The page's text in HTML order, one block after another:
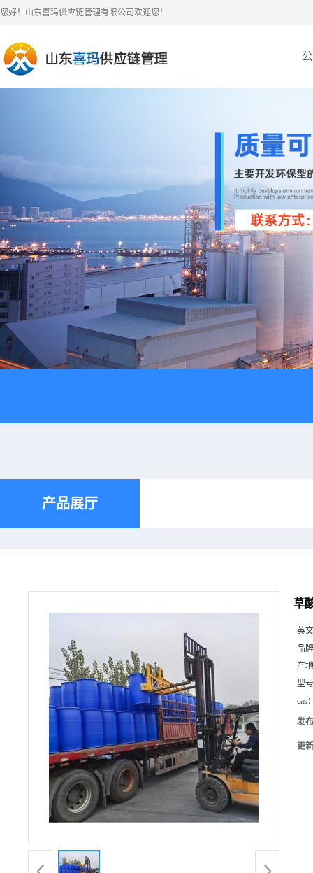
您好！山东喜玛供应链管理有限公司欢迎您！
产品展厅
草
英
品
产
型
cas
发
更